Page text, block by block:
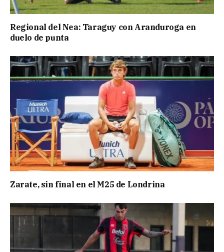
Regional del Nea: Taraguy con Aranduroga en
duelo de punta
Zarate, sin final en el M25 de Londrina